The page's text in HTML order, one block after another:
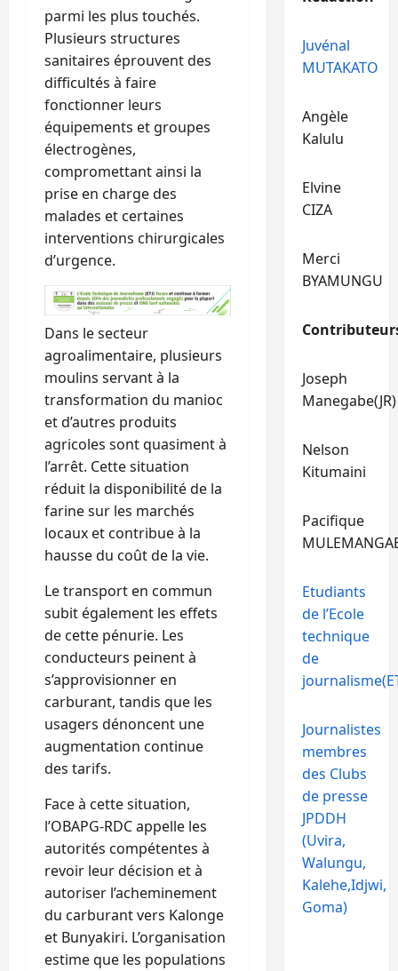
parmi les plus touchés.
Plusieurs structures
sanitaires éprouvent des
difficultés à faire
fonctionner leurs
équipements et groupes
électrogènes,
compromettant ainsi la
prise en charge des
malades et certaines
interventions chirurgicales
d’urgence.
Dans le secteur
agroalimentaire, plusieurs
moulins servant à la
transformation du manioc
et d’autres produits
agricoles sont quasiment à
l’arrêt. Cette situation
réduit la disponibilité de la
farine sur les marchés
locaux et contribue à la
hausse du coût de la vie.
Le transport en commun
subit également les effets
de cette pénurie. Les
conducteurs peinent à
s’approvisionner en
carburant, tandis que les
usagers dénoncent une
augmentation continue
des tarifs.
Face à cette situation,
l’OBAPG-RDC appelle les
autorités compétentes à
revoir leur décision et à
autoriser l’acheminement
du carburant vers Kalonge
et Bunyakiri. L’organisation
estime que les populations
Juvénal
MUTAKATO
Angèle
Kalulu
Elvine
CIZA
Merci
BYAMUNGU
Joseph
Manegabe(JR)
Nelson
Kitumaini
Pacifique
Etudiants
de l’Ecole
technique
de
Journalistes
membres
des Clubs
de presse
JPDDH
(Uvira,
Walungu,
Kalehe,Idjwi,
Goma)